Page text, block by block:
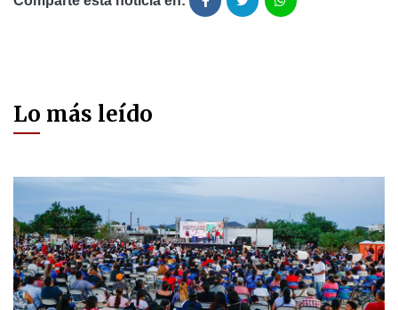
Lo más leído